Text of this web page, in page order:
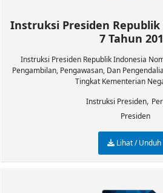
Instruksi Presiden
7 Tahun
Instruksi Presiden Republik Indonesia
Pengambilan, Pengawasan, Dan
Tingkat Kementerian
Instruksi Presiden,
Presiden
Lihat / Unduh